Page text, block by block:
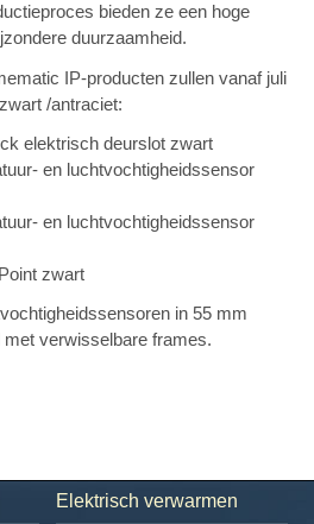
bieden ze een hoge
duurzaamheid.
IP-producten zullen vanaf juli
/antraciet:
elektrisch deurslot zwart
en luchtvochtigheidssensor
en luchtvochtigheidssensor
zwart
in 55 mm
verwisselbare frames.
Elektrisch verwarmen